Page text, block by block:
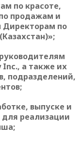
по красоте,
продажам и
по
Inc., а также их
подразделений,
выпуске и
реализации